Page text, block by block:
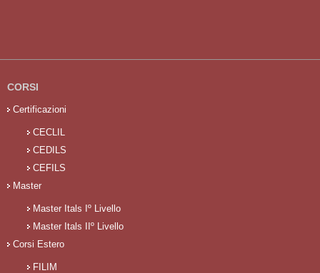
CORSI
Certificazioni
CECLIL
CEDILS
CEFILS
Master
Master Itals Iº Livello
Master Itals IIº Livello
Corsi Estero
FILIM